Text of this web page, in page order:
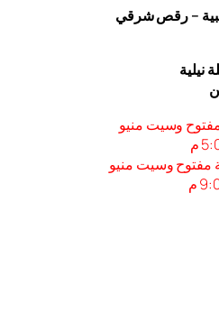
– رقص شرقي
نيلية
مفتوح وسيت منيو
مفتوح وسيت منيو